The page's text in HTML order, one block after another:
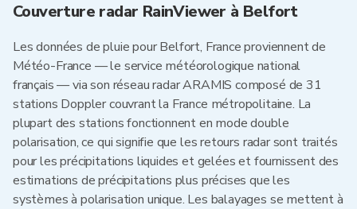
Couverture radar RainViewer à Belfort
Les données de pluie pour Belfort, France proviennent de
Météo-France — le service météorologique national
français — via son réseau radar ARAMIS composé de 31
stations Doppler couvrant la France métropolitaine. La
plupart des stations fonctionnent en mode double
polarisation, ce qui signifie que les retours radar sont traités
pour les précipitations liquides et gelées et fournissent des
estimations de précipitations plus précises que les
systèmes à polarisation unique. Les balayages se mettent à